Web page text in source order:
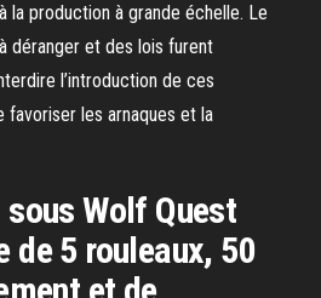
la production à grande échelle. Le
déranger et des lois furent
l’introduction de ces
les arnaques et la
Wolf Quest
de 5 rouleaux, 50